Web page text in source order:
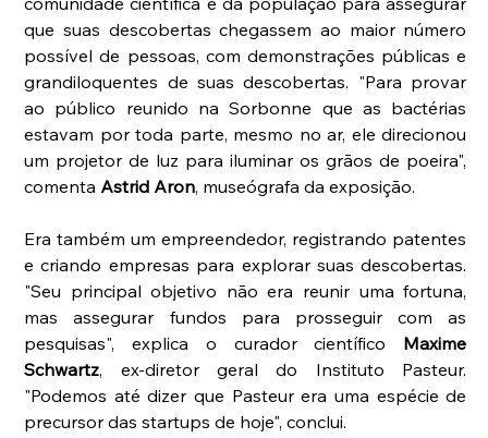
que suas descobertas chegassem ao maior número
possível de pessoas, com demonstrações públicas e
grandiloquentes de suas descobertas. "Para provar
ao público reunido na Sorbonne que as bactérias
estavam por toda parte, mesmo no ar, ele direcionou
um projetor de luz para iluminar os grãos de poeira",
comenta Astrid Aron, museógrafa da exposição.
Era também um empreendedor, registrando patentes
e criando empresas para explorar suas descobertas.
"Seu principal objetivo não era reunir uma fortuna,
mas assegurar fundos para prosseguir com as
pesquisas", explica o curador científico Maxime
Schwartz, ex-diretor geral do Instituto Pasteur.
"Podemos até dizer que Pasteur era uma espécie de
precursor das startups de hoje", conclui.